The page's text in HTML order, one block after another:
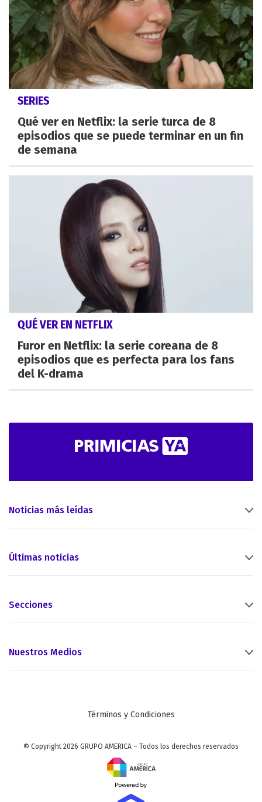
SERIES
Qué ver en Netflix: la serie turca de 8
episodios que se puede terminar en un fin
de semana
QUÉ VER EN NETFLIX
Furor en Netflix: la serie coreana de 8
episodios que es perfecta para los fans
del K-drama
Noticias más leídas
Últimas noticias
Secciones
Nuestros Medios
Términos y Condiciones
© Copyright 2026 GRUPO AMERICA – Todos los derechos reservados